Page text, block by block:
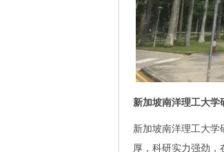
新加坡南洋理工大学
新加坡南洋理工大
厚，科研实力强劲